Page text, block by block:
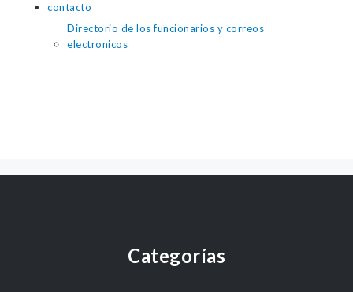
contacto
Directorio de los funcionarios y correos
electronicos
Categorías